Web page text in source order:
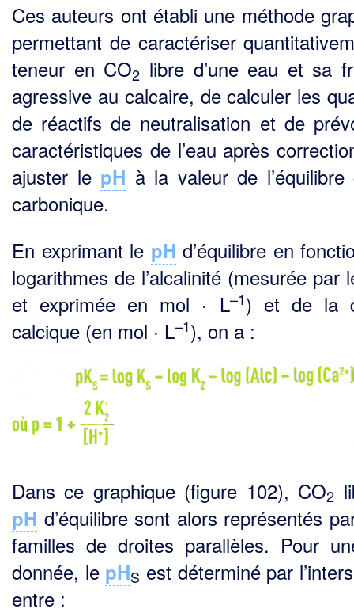
Ces auteurs ont établi une méthode
permettant de caractériser
teneur en CO2 libre d’une eau et sa
agressive au calcaire, de calculer les
de réactifs de neutralisation et de
caractéristiques de l’eau après
ajuster le pH à la valeur de
carbonique.
En exprimant le pH d’équilibre en
logarithmes de l’alcalinité (mesurée par
et exprimée en mol · L–1) et de la
calcique (en mol · L–1), on a :
Dans ce graphique (figure 102), CO2
pH d’équilibre sont alors représentés
familles de droites parallèles. Pour
donnée, le pHS est déterminé par
entre :